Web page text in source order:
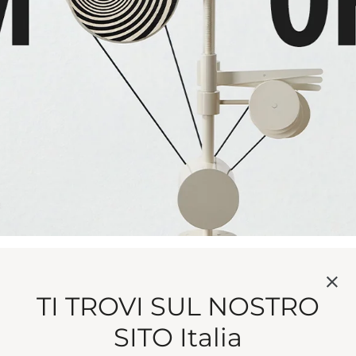
SELEZIONE
TI TROVI SUL NOSTRO
SITO Italia